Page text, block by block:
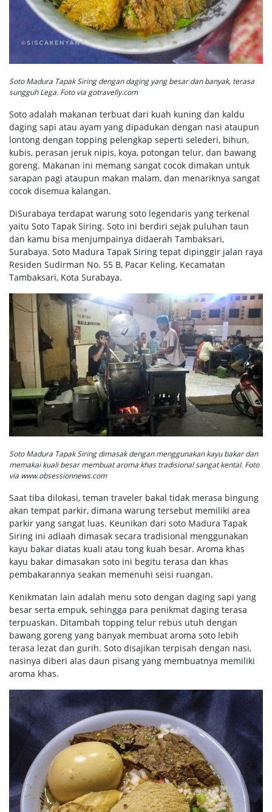
Soto Madura Tapak Siring dengan daging yang besar dan banyak, terasa
sungguh Lega. Foto via gotravelly.com
Soto adalah makanan terbuat dari kuah kuning dan kaldu
daging sapi atau ayam yang dipadukan dengan nasi ataupun
lontong dengan topping pelengkap seperti selederi, bihun,
kubis, perasan jeruk nipis, koya, potongan telur, dan bawang
goreng. Makanan ini memang sangat cocok dimakan untuk
sarapan pagi ataupun makan malam, dan menariknya sangat
cocok disemua kalangan.
DiSurabaya terdapat warung soto legendaris yang terkenal
yaitu Soto Tapak Siring. Soto ini berdiri sejak puluhan taun
dan kamu bisa menjumpainya didaerah Tambaksari,
Surabaya. Soto Madura Tapak Siring tepat dipinggir jalan raya
Residen Sudirman No. 55 B, Pacar Keling, Kecamatan
Tambaksari, Kota Surabaya.
Soto Madura Tapak Siring dimasak dengan menggunakan kayu bakar dan
memakai kuali besar membuat aroma khas tradisional sangat kental. Foto
via www.obsessionnews.com
Saat tiba dilokasi, teman traveler bakal tidak merasa bingung
akan tempat parkir, dimana warung tersebut memiliki area
parkir yang sangat luas. Keunikan dari soto Madura Tapak
Siring ini adlaah dimasak secara tradisional menggunakan
kayu bakar diatas kuali atau tong kuah besar. Aroma khas
kayu bakar dimasakan soto ini begitu terasa dan khas
pembakarannya seakan memenuhi seisi ruangan.
Kenikmatan lain adalah menu soto dengan daging sapi yang
besar serta empuk, sehingga para penikmat daging terasa
terpuaskan. Ditambah topping telur rebus utuh dengan
bawang goreng yang banyak membuat aroma soto lebih
terasa lezat dan gurih. Soto disajikan terpisah dengan nasi,
nasinya diberi alas daun pisang yang membuatnya memiliki
aroma khas.